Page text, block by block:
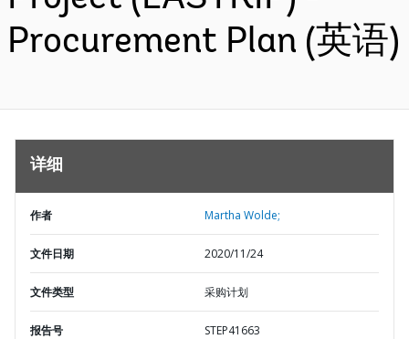
Procurement Plan (英语)
详细
作者 Martha Wolde;
文件日期 2020/11/24
文件类型 采购计划
报告号 STEP41663